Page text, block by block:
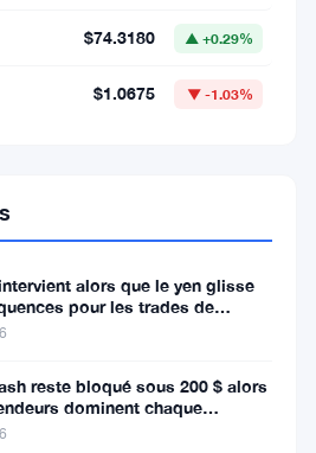
$74.3180 ▲ +0.29%
$1.0675 ▼ -1.03%
alors que le yen glisse
pour les trades de
reste bloqué sous 200 $ alors
dominent chaque
rallye